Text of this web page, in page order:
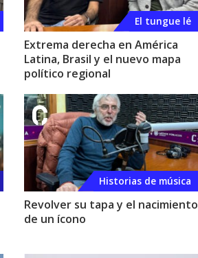
El tungue lé
Extrema derecha en América
Latina, Brasil y el nuevo mapa
político regional
Historias de música
Revolver su tapa y el nacimiento
de un ícono